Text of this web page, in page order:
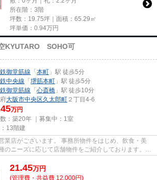
所在階：3階
坪数：19.75坪｜面積：65.29㎡
坪単価： 0.94万円
KYUTARO SOHO可
御堂筋線 「本町 」駅 徒歩5分
中央線 「堺筋本町 」駅 徒歩5分
御堂筋線 「心斎橋 」駅 徒歩10分
大阪市中央区久太郎町 ２丁目4-6
万円
：築20年 ｜募集中： 1室
13階建
業店がございます。 事務所物件をはじめ、飲食・美
のニーズに応じて店舗物件をご紹介しております。
一切...
21.45万円
(管理費・共益費 12,000円)